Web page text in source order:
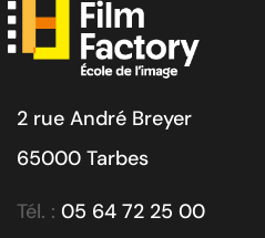
2 rue André Breyer
65000 Tarbes
Tél. : 05 64 72 25 00